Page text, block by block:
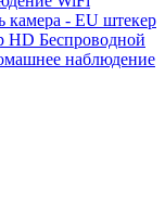
HD Беспроводной
наблюдение